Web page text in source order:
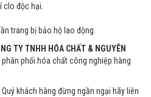
clo độc hại.
trang bị bảo hộ lao động.
TY TNHH HÓA CHẤT & NGUYÊN
phân phối hóa chất công nghiệp hàng
khách hàng đừng ngần ngại hãy liên